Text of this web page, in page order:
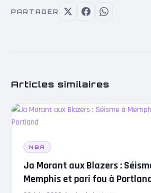
PARTAGER
Articles similaires
NBA
Ja Morant aux Blazers :
Memphis et pari fou à